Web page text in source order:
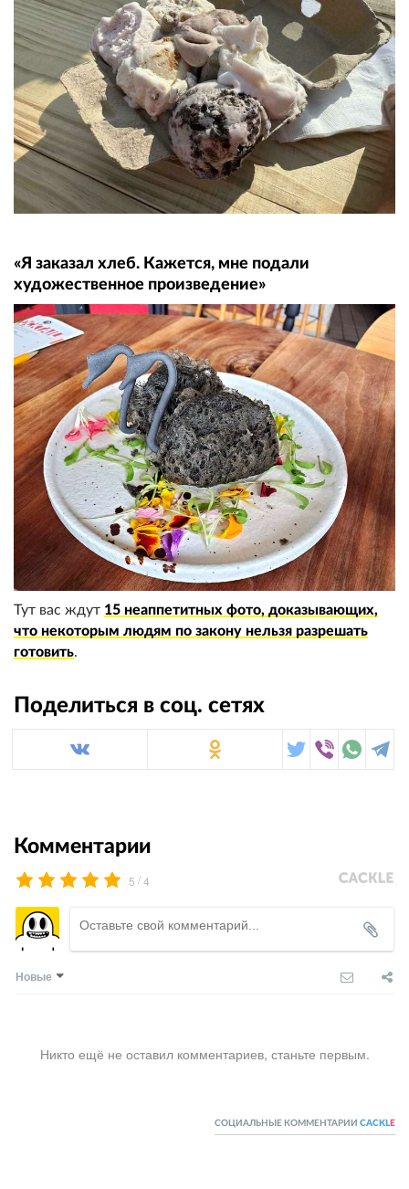
«Я заказал хлеб. Кажется, мне подали
художественное произведение»
Тут вас ждут 15 неаппетитных фото, доказывающих,
что некоторым людям по закону нельзя разрешать
готовить.
Поделиться в соц. сетях
Комментарии
5 /4
Новые
Никто ещё не оставил комментариев, станьте первым.
СОЦИАЛЬНЫЕ КОММЕНТАРИИ CACKL E